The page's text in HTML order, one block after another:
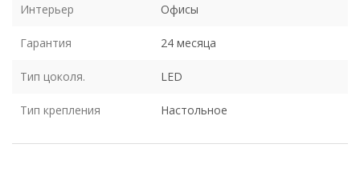
Интерьер Офисы
Гарантия 24 месяца
Тип цоколя. LED
Тип крепления Настольное